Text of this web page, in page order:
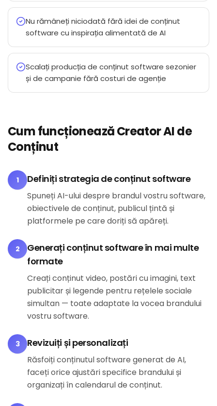
Nu rămâneți niciodată fără idei de conținut
software cu inspirația alimentată de AI
Scalați producția de conținut software sezonier
și de campanie fără costuri de agenție
Cum funcționează Creator AI de
Conținut
1 Definiți strategia de conținut software
Spuneți AI-ului despre brandul vostru software,
obiectivele de conținut, publicul țintă și
platformele pe care doriți să apăreți.
2
Generați conținut software în mai multe
formate
Creați conținut video, postări cu imagini, text
publicitar și legende pentru rețelele sociale
simultan — toate adaptate la vocea brandului
vostru software.
3 Revizuiți și personalizați
Răsfoiți conținutul software generat de AI,
faceți orice ajustări specifice brandului și
organizați în calendarul de conținut.